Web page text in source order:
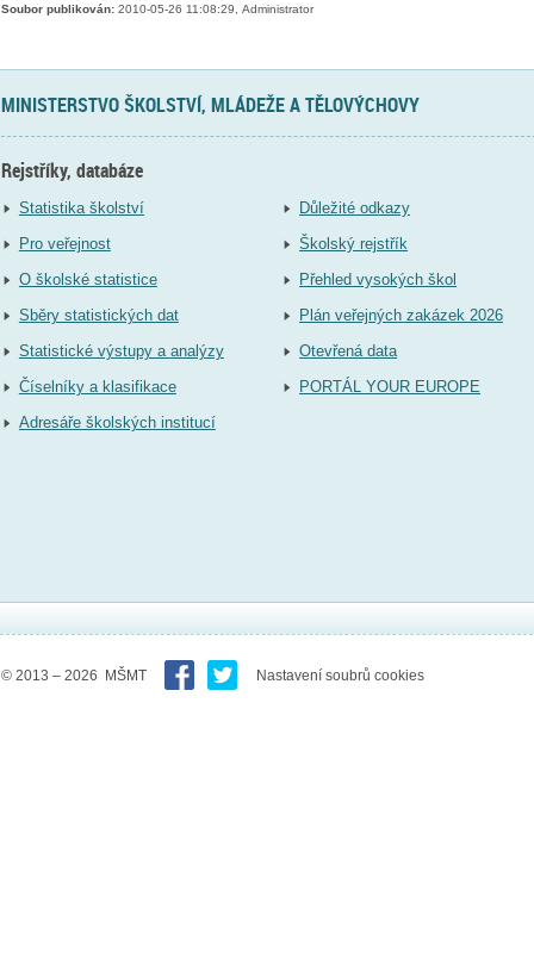
Soubor publikován:2010-05-26 11:08:29, Administrator
MINISTERSTVO ŠKOLSTVÍ, MLÁDEŽE A TĚLOVÝCHOVY
Rejstříky, databáze
Statistika školství
Pro veřejnost
O školské statistice
Sběry statistických dat
Statistické výstupy a analýzy
Číselníky a klasifikace
Adresáře školských institucí
Důležité odkazy
Školský rejstřík
Přehled vysokých škol
Plán veřejných zakázek 2026
Otevřená data
PORTÁL YOUR EUROPE
© 2013 – 2026 MŠMT Nastavení soubrů cookies